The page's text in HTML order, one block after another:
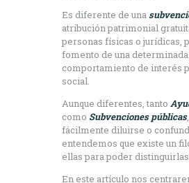
Es diferente de una
atribución patrimonial
personas físicas o jurídicas,
fomento de una
comportamiento de interés
social.
Aunque diferentes, tanto
como Subvenciones públicas
fácilmente diluirse o
entendemos que existe un
ellas para poder
En este artículo nos